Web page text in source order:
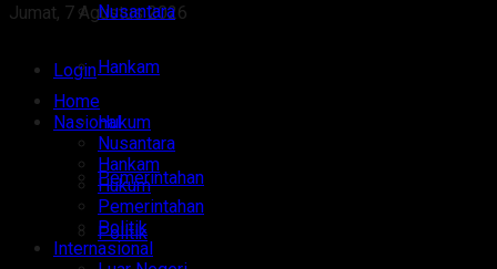
Jumat, 7 Agustus 2026
Login
Nusantara
Hankam
Hukum
Pemerintahan
Politik
Home
Nasional
Nusantara
Hankam
Hukum
Pemerintahan
Politik
Internasional